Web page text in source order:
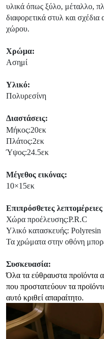
υλικά όπως ξύλο, μέταλλο,
διαφορετικά στυλ και
χώρου.
Χρώμα:
Ασημί
Υλικό:
Πολυρεσίνη
Διαστάσεις:
Μήκος:20εκ
Πλάτος:2εκ
Ύψος:24.5εκ
Μέγεθος εικόνας:
10×15εκ
Επιπρόσθετες λεπτομέρειες
Χώρα προέλευσης:P.R.C
Υλικό κατασκευής: Polyresin
Τα χρώματα στην οθόνη
Συσκευασία:
Όλα τα εύθραυστα προϊόντα
που προστατεύουν τα
αυτό κριθεί απαραίτητο.